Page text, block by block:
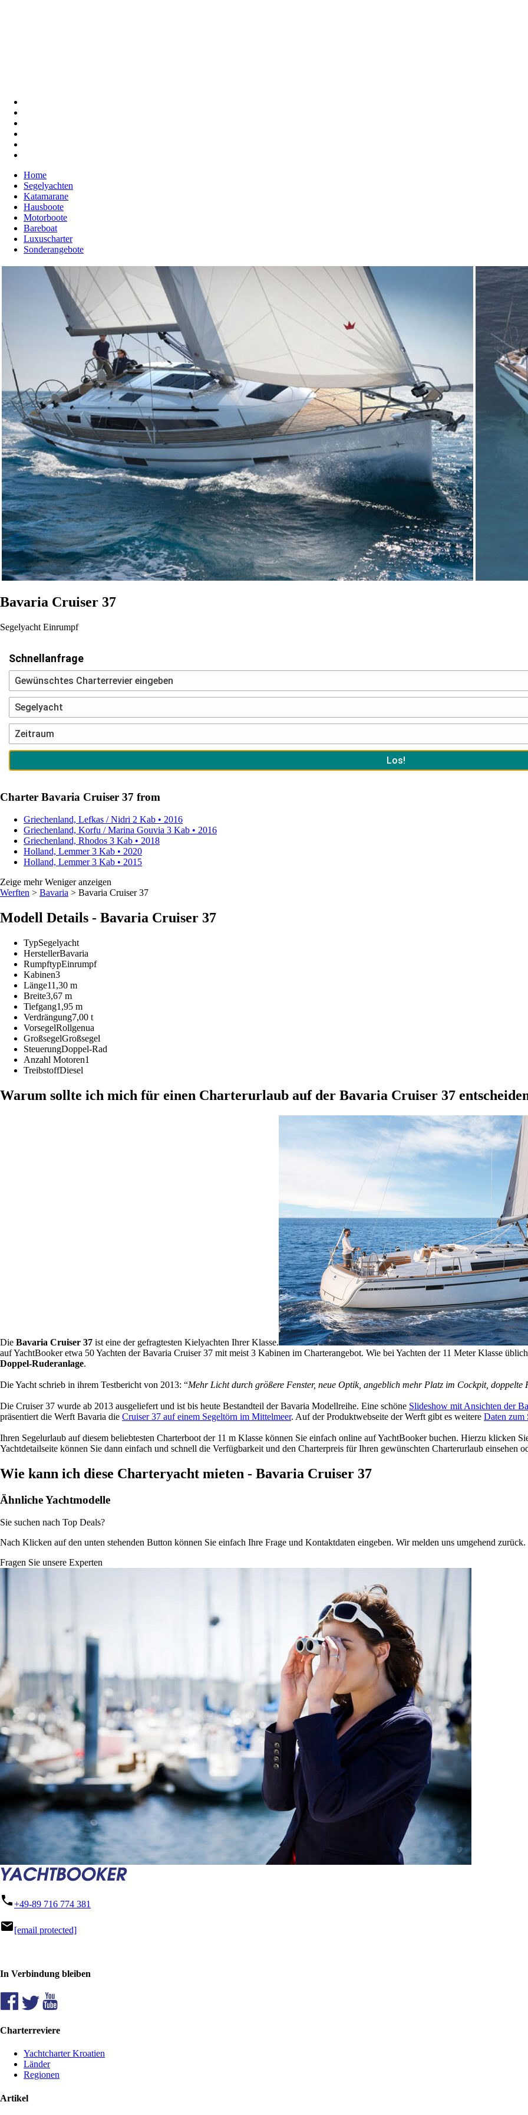
Home
Segelyachten
Katamarane
Hausboote
Motorboote
Bareboat
Luxuscharter
Sonderangebote
Bavaria Cruiser 37
Segelyacht Einrumpf
Schnellanfrage
Charter Bavaria Cruiser 37 from
Griechenland, Lefkas / Nidri 2 Kab • 2016
Griechenland, Korfu / Marina Gouvia 3 Kab • 2016
Griechenland, Rhodos 3 Kab • 2018
Holland, Lemmer 3 Kab • 2020
Holland, Lemmer 3 Kab • 2015
Zeige mehr Weniger anzeigen
Werften > Bavaria > Bavaria Cruiser 37
Modell Details - Bavaria Cruiser 37
TypSegelyacht
HerstellerBavaria
RumpftypEinrumpf
Kabinen3
Länge11,30 m
Breite3,67 m
Tiefgang1,95 m
Verdrängung7,00 t
VorsegelRollgenua
GroßsegelGroßsegel
SteuerungDoppel-Rad
Anzahl Motoren1
TreibstoffDiesel
Warum sollte ich mich für einen Charterurlaub auf der Bavaria Cruiser 37
Die Bavaria Cruiser 37 ist eine der gefragtesten Kielyachten Ihrer Klasse.
auf YachtBooker etwa 50 Yachten der Bavaria Cruiser 37 mit meist 3 Kabinen im Charterangebot. Wie bei Yachten der 11 Meter Klasse
Doppel-Ruderanlage.
Die Yacht schrieb in ihrem Testbericht von 2013: “Mehr Licht durch größere Fenster, neue Optik, angeblich mehr Platz im Cockpit,
Die Cruiser 37 wurde ab 2013 ausgeliefert und ist bis heute Bestandteil der Bavaria Modellreihe. Eine schöne Slideshow mit Ansichten der
präsentiert die Werft Bavaria die Cruiser 37 auf einem Segeltörn im Mittelmeer. Auf der Produktwebseite der Werft gibt es weitere Daten zum
Ihren Segelurlaub auf diesem beliebtesten Charterboot der 11 m Klasse können Sie einfach online auf YachtBooker buchen. Hierzu klicken
Yachtdetailseite können Sie dann einfach und schnell die Verfügbarkeit und den Charterpreis für Ihren gewünschten Charterurlaub einsehen
Wie kann ich diese Charteryacht mieten - Bavaria Cruiser 37
Ähnliche Yachtmodelle
Sie suchen nach Top Deals?
Nach Klicken auf den unten stehenden Button können Sie einfach Ihre Frage und Kontaktdaten eingeben. Wir melden uns umgehend
Fragen Sie unsere Experten
phone+49-89 716 774 381
mail[email protected]
In Verbindung bleiben
Charterreviere
Yachtcharter Kroatien
Länder
Regionen
Artikel